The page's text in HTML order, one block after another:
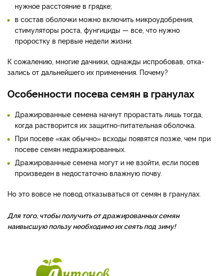
нужное расстояние в гряд­ке;
в состав оболочки можно включить микроудобрения,
стимуляторы рос­та, фунгициды — все, что нужно
проростку в пер­вые недели жизни.
К сожалению, многие дачни­ки, однажды испробовав, отка­
зались от дальнейшего их при­менения. Почему?
Особенности посева семян в гранулах
Дражированные семена нач­нут прорастать лишь тогда,
когда растворится их защитно-­питательная оболочка.
При посеве «как обычно» всхо­ды появятся позже, чем при
по­севе семян недражированных.
Дражированные семена могут и не взойти, если по­сев
произведен в недостаточно влажную почву.
Но это вовсе не повод отказываться от семян в гранулах.
Для того, чтобы получить от дражированных семян
наивысшую пользу необходимо их сеять под зиму!